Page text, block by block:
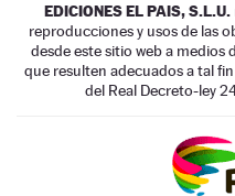
EDICIONES EL PAIS, S.L.U.
reproducciones y usos de las
desde este sitio web a
que resulten adecuados a tal
del Real Decreto-ley